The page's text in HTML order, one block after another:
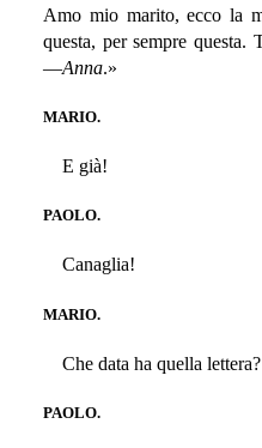
Amo mio marito, ecco la
questa, per sempre
—Anna.»
MARIO.
E già!
PAOLO.
Canaglia!
MARIO.
Che data ha quella lettera?
PAOLO.